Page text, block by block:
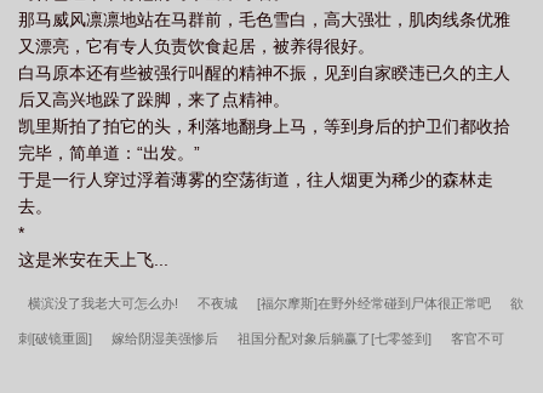
那马威风凛凛地站在马群前，毛色雪白，高大强壮，肌肉线条优雅
又漂亮，它有专人负责饮食起居，被养得很好。
白马原本还有些被强行叫醒的精神不振，见到自家睽违已久的主人
后又高兴地跺了跺脚，来了点精神。
凯里斯拍了拍它的头，利落地翻身上马，等到身后的护卫们都收拾
完毕，简单道：“出发。”
于是一行人穿过浮着薄雾的空荡街道，往人烟更为稀少的森林走
去。
*
这是米安在天上飞...
横滨没了我老大可怎么办! 不夜城 [福尔摩斯]在野外经常碰到尸体很正常吧 欲
刺[破镜重圆] 嫁给阴湿美强惨后 祖国分配对象后躺赢了[七零签到] 客官不可